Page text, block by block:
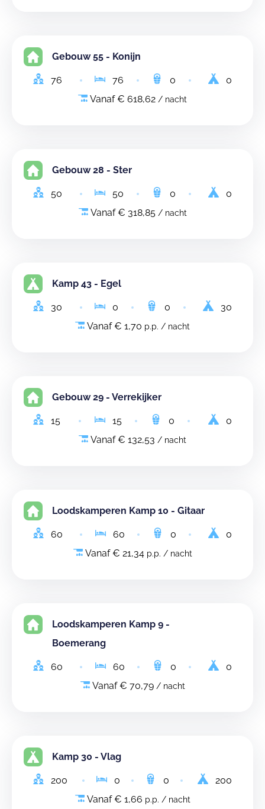
Gebouw 55 - Konijn
76 76 0
0
Vanaf € 618,62 / nacht
Gebouw 28 - Ster
50 50 0
0
Vanaf € 318,85 / nacht
Kamp 43 - Egel
30 0 0
30
Vanaf € 1,70 p.p. / nacht
Gebouw 29 - Verrekijker
15 15 0
0
Vanaf € 132,53 / nacht
Loodskamperen Kamp 10 - Gitaar
60 60 0
0
Vanaf € 21,34 p.p. / nacht
Loodskamperen Kamp 9 -
Boemerang
60 60 0
0
Vanaf € 70,79 / nacht
Kamp 30 - Vlag
200 0 0
200
Vanaf € 1,66 p.p. / nacht